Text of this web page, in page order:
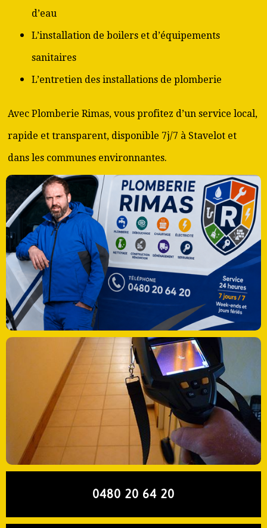
d’eau
L’installation de boilers et d’équipements
sanitaires
L’entretien des installations de plomberie
Avec Plomberie Rimas, vous profitez d’un service local,
rapide et transparent, disponible 7j/7 à Stavelot et
dans les communes environnantes.
0480 20 64 20